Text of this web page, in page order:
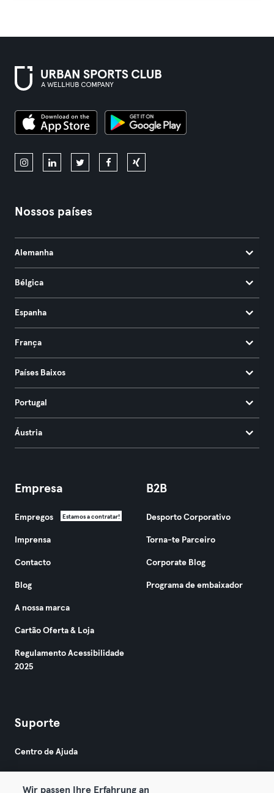
Nossos países
Alemanha
Bélgica
Espanha
França
Países Baixos
Portugal
Áustria
Empresa
Empregos Estamos a contratar!
Imprensa
Contacto
Blog
A nossa marca
Cartão Oferta & Loja
Regulamento Acessibilidade
2025
B2B
Desporto Corporativo
Torna-te Parceiro
Corporate Blog
Programa de embaixador
Suporte
Centro de Ajuda
Wir passen Ihre Erfahrung an